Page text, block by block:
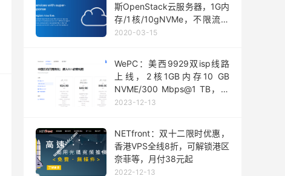
斯OpenStack云服务器，1G内
存/1核/10gNVMe，不限流量
附简单测评
2020-03-15
WePC：美西9929双isp线路
上线，2核1GB内存10 GB
NVME/300 Mbps@1 TB，年
付折后仅需28/月
2023-12-13
NETfront：双十二限时优惠，
香港VPS全线8折，可解锁港区
奈菲等，月付38元起
2022-12-13